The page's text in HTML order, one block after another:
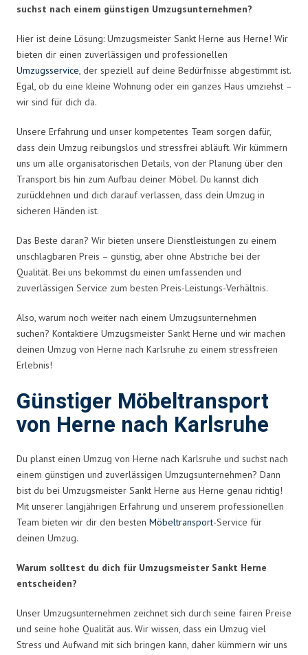
suchst nach einem günstigen Umzugsunternehmen?
Hier ist deine Lösung: Umzugsmeister Sankt Herne aus Herne! Wir
bieten dir einen zuverlässigen und professionellen
Umzugsservice, der speziell auf deine Bedürfnisse abgestimmt ist.
Egal, ob du eine kleine Wohnung oder ein ganzes Haus umziehst –
wir sind für dich da.
Unsere Erfahrung und unser kompetentes Team sorgen dafür,
dass dein Umzug reibungslos und stressfrei abläuft. Wir kümmern
uns um alle organisatorischen Details, von der Planung über den
Transport bis hin zum Aufbau deiner Möbel. Du kannst dich
zurücklehnen und dich darauf verlassen, dass dein Umzug in
sicheren Händen ist.
Das Beste daran? Wir bieten unsere Dienstleistungen zu einem
unschlagbaren Preis – günstig, aber ohne Abstriche bei der
Qualität. Bei uns bekommst du einen umfassenden und
zuverlässigen Service zum besten Preis-Leistungs-Verhältnis.
Also, warum noch weiter nach einem Umzugsunternehmen
suchen? Kontaktiere Umzugsmeister Sankt Herne und wir machen
deinen Umzug von Herne nach Karlsruhe zu einem stressfreien
Erlebnis!
Günstiger Möbeltransport
von Herne nach Karlsruhe
Du planst einen Umzug von Herne nach Karlsruhe und suchst nach
einem günstigen und zuverlässigen Umzugsunternehmen? Dann
bist du bei Umzugsmeister Sankt Herne aus Herne genau richtig!
Mit unserer langjährigen Erfahrung und unserem professionellen
Team bieten wir dir den besten Möbeltransport-Service für
deinen Umzug.
Warum solltest du dich für Umzugsmeister Sankt Herne
entscheiden?
Unser Umzugsunternehmen zeichnet sich durch seine fairen Preise
und seine hohe Qualität aus. Wir wissen, dass ein Umzug viel
Stress und Aufwand mit sich bringen kann, daher kümmern wir uns